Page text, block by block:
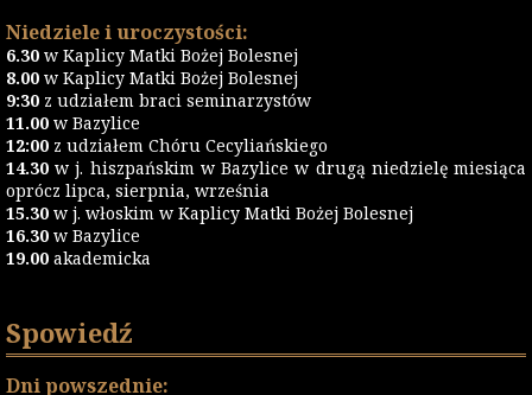
Niedziele i uroczystości:
6.30 w Kaplicy Matki Bożej Bolesnej
8.00 w Kaplicy Matki Bożej Bolesnej
9:30 z udziałem braci seminarzystów
11.00 w Bazylice
12:00 z udziałem Chóru Cecyliańskiego
14.30 w j. hiszpańskim w Bazylice w drugą niedzielę miesiąca
oprócz lipca, sierpnia, września
15.30 w j. włoskim w Kaplicy Matki Bożej Bolesnej
16.30 w Bazylice
19.00 akademicka
Spowiedź
Dni powszednie: